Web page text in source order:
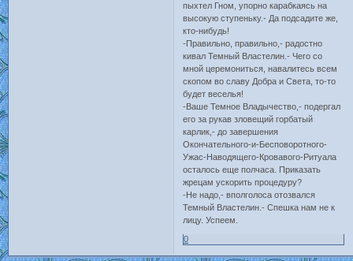
пыхтел Гном, упорно карабкаясь на
высокую ступеньку.- Да подсадите же,
кто-нибудь!
-Правильно, правильно,- радостно
кивал Темный Властелин.- Чего со
мной церемониться, навалитесь всем
скопом во славу Добра и Света, то-то
будет веселья!
-Ваше Темное Владычество,- подергал
его за рукав зловещий горбатый
карлик,- до завершения
Окончательного-и-Бесповоротного-
Ужас-Наводящего-Кровавого-Ритуала
осталось еще полчаса. Приказать
жрецам ускорить процедуру?
-Не надо,- вполголоса отозвался
Темный Властелин.- Спешка нам не к
лицу. Успеем.
0